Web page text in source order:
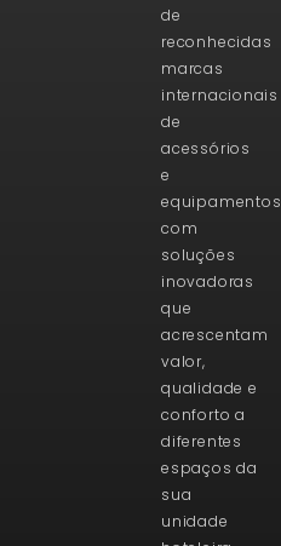
de
reconhecidas
marcas
internacionais
de
acessórios
e
equipamentos
com
soluções
inovadoras
que
acrescentam
valor,
qualidade e
conforto a
diferentes
espaços da
sua
unidade